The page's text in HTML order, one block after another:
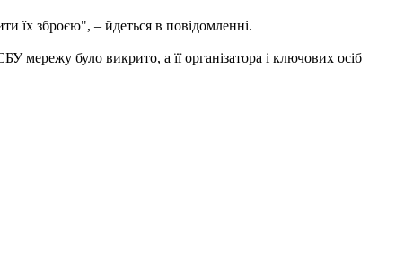
їх зброєю", – йдеться в повідомленні.
мережу було викрито, а її організатора і ключових осіб